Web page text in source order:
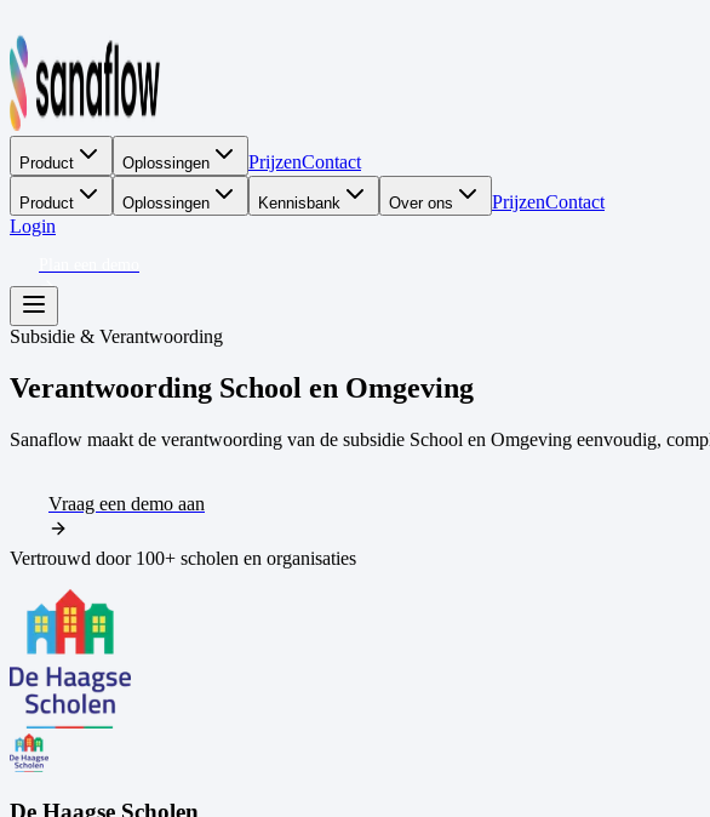
Product Oplossingen PrijzenContact
Product Oplossingen Kennisbank Over ons PrijzenContact
Login
Subsidie & Verantwoording
Verantwoording School en Omgeving
Sanaflow maakt de verantwoording van de subsidie School en Omgeving eenvoudig,
Vraag een demo aan
Vertrouwd door 100+ scholen en organisaties